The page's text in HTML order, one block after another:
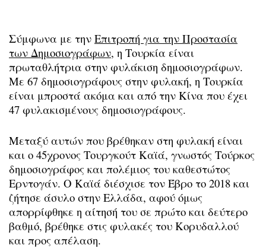
Σύμφωνα με την Επιτροπή για την Προστασία
των Δημοσιογράφων, η Τουρκία είναι
πρωταθλήτρια στην φυλάκιση δημοσιογράφων.
Με 67 δημοσιογράφους στην φυλακή, η Τουρκία
είναι μπροστά ακόμα και από την Κίνα που έχει
47 φυλακισμένους δημοσιογράφους.
Μεταξύ αυτών που βρέθηκαν στη φυλακή είναι
και ο 45χρονος Τουργκούτ Καϊά, γνωστός Τούρκος
δημοσιογράφος και πολέμιος του καθεστώτος
Ερντογάν. Ο Καϊά διέσχισε τον Έβρο το 2018 και
ζήτησε άσυλο στην Ελλάδα, αφού όμως
απορρίφθηκε η αίτησή του σε πρώτο και δεύτερο
βαθμό, βρέθηκε στις φυλακές του Κορυδαλλού
και προς απέλαση.